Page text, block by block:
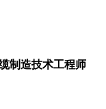
制造技术工程师